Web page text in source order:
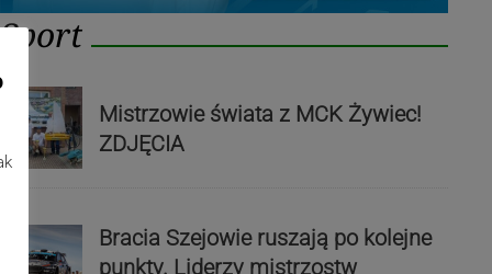
Sport
Mistrzowie świata z MCK Żywiec!
ZDJĘCIA
Bracia Szejowie ruszają po kolejne
punkty. Liderzy mistrzostw